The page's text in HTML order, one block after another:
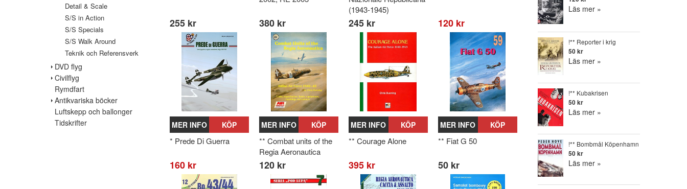
Detail & Scale
S/S in Action
S/S Specials
S/S Walk Around
Teknik och Referensverk
DVD flyg
Civilflyg
Rymdfart
Antikvariska böcker
Luftskepp och ballonger
Tidskrifter
255 kr 380 kr
(1943-1945)
245 kr 120 kr
MER INFO KÖP
* Prede Di Guerra
160 kr
MER INFO KÖP
** Combat units of the
Regia Aeronautica
120 kr
MER INFO KÖP
** Courage Alone
395 kr
MER INFO KÖP
** Fiat G 50
50 kr
Läs mer »
!** Reporter i krig
50 kr
Läs mer »
!** Kubakrisen
50 kr
Läs mer »
!** Bombmål Köpenhamn
50 kr
Läs mer »